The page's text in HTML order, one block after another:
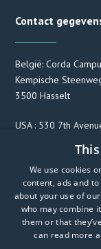
Contact
België: Corda
Kempische
3500 Hasselt
USA : 530 7th
F
a
c
e
b
T
w
i
t
t
L
i
n
k
e
We use cookies
content, ads and
about your use of
who may combine
them or that
can read more